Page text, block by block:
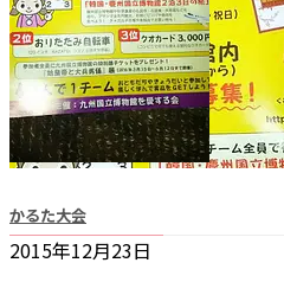
かるた大会
2015年12月23日